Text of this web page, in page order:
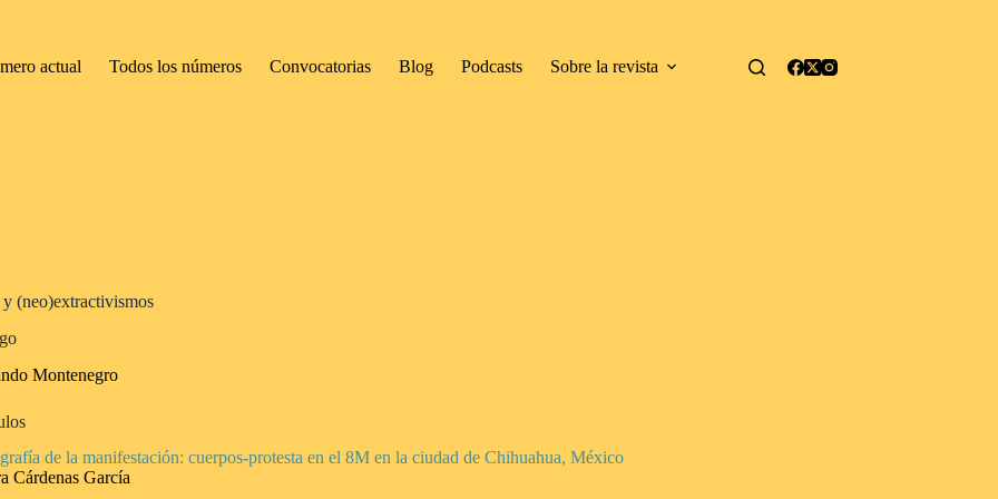
actual
Todos los números Convocatorias Blog Podcasts Sobre la revista
(neo)extractivismos
Montenegro
de la manifestación: cuerpos-protesta en el 8M en la ciudad de Chihuahua, México
Cárdenas García